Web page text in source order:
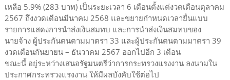
เหลือ 5.9% (283 บาท) เป็นระยะเวลา 6 เดือนตั้งแต่งวดเดือนตุลาคม
2567 ถึงงวดเดือนมีนาคม 2568 และขยายกำหนดเวลายื่นแบบ
รายการแสดงการนำส่งเงินสมทบ และการนำส่งเงินสมทบของ
นายจ้าง ผู้ประกันตนตามมาตรา 33 และผู้ประกันตนตามมาตรา 39
งวดเดือนกันยายน – ธันวาคม 2567 ออกไปอีก 3 เดือน
ขณะนี้ อยู่ระหว่างเสนอรัฐมนตรีว่าการกระทรวงแรงงาน ลงนามใน
ประกาศกระทรวงแรงงาน ให้มีผลบังคับใช้ต่อไป